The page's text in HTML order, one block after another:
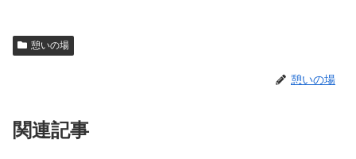
憩いの場
憩いの場
関連記事